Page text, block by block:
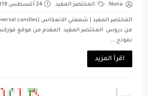
Nona المختصر المفيد 24 أغسطس 2019
من دروس المختصر المفيد المقدم من موقع
نموذج ...
اقرأ المزيد